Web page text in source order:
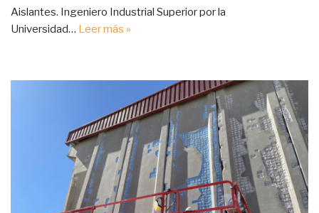
Aislantes. Ingeniero Industrial Superior por la
Universidad… Leer más »